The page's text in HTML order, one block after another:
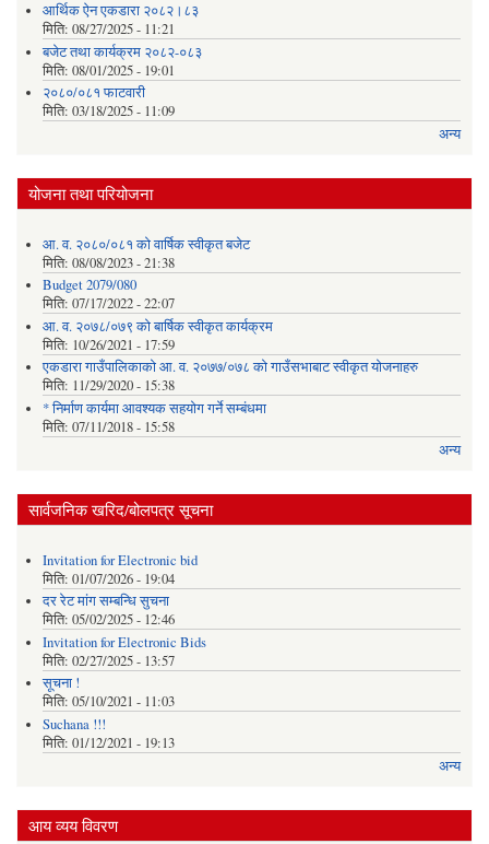
आर्थिक ऐन एकडारा २०८२।८३
मिति: 08/27/2025 - 11:21
बजेट तथा कार्यक्रम २०८२-०८३
मिति: 08/01/2025 - 19:01
२०८०/०८१ फाटवारी
मिति: 03/18/2025 - 11:09
अन्य
योजना तथा परियोजना
आ. व. २०८०/०८१ को वार्षिक स्वीकृत बजेट
मिति: 08/08/2023 - 21:38
Budget 2079/080
मिति: 07/17/2022 - 22:07
आ. व. २०७८/०७९ को बार्षिक स्वीकृत कार्यक्रम
मिति: 10/26/2021 - 17:59
एकडारा गाउँपालिकाको आ. व. २०७७/०७८ को गाउँसभाबाट स्वीकृत योजनाहरु
मिति: 11/29/2020 - 15:38
* निर्माण कार्यमा आवश्यक सहयोग गर्ने सम्बंधमा
मिति: 07/11/2018 - 15:58
अन्य
सार्वजनिक खरिद/बोलपत्र सूचना
Invitation for Electronic bid
मिति: 01/07/2026 - 19:04
दर रेट मांग सम्बन्धि सुचना
मिति: 05/02/2025 - 12:46
Invitation for Electronic Bids
मिति: 02/27/2025 - 13:57
सूचना !
मिति: 05/10/2021 - 11:03
Suchana !!!
मिति: 01/12/2021 - 19:13
अन्य
आय व्यय विवरण